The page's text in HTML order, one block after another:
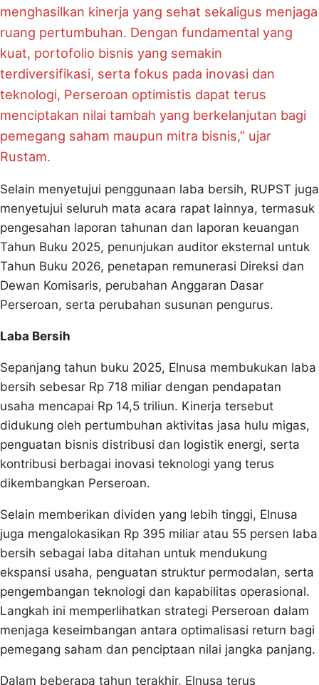
menghasilkan kinerja yang sehat sekaligus menjaga
ruang pertumbuhan. Dengan fundamental yang
kuat, portofolio bisnis yang semakin
terdiversifikasi, serta fokus pada inovasi dan
teknologi, Perseroan optimistis dapat terus
menciptakan nilai tambah yang berkelanjutan bagi
pemegang saham maupun mitra bisnis,” ujar
Rustam.
Selain menyetujui penggunaan laba bersih, RUPST juga
menyetujui seluruh mata acara rapat lainnya, termasuk
pengesahan laporan tahunan dan laporan keuangan
Tahun Buku 2025, penunjukan auditor eksternal untuk
Tahun Buku 2026, penetapan remunerasi Direksi dan
Dewan Komisaris, perubahan Anggaran Dasar
Perseroan, serta perubahan susunan pengurus.
Laba Bersih
Sepanjang tahun buku 2025, Elnusa membukukan laba
bersih sebesar Rp 718 miliar dengan pendapatan
usaha mencapai Rp 14,5 triliun. Kinerja tersebut
didukung oleh pertumbuhan aktivitas jasa hulu migas,
penguatan bisnis distribusi dan logistik energi, serta
kontribusi berbagai inovasi teknologi yang terus
dikembangkan Perseroan.
Selain memberikan dividen yang lebih tinggi, Elnusa
juga mengalokasikan Rp 395 miliar atau 55 persen laba
bersih sebagai laba ditahan untuk mendukung
ekspansi usaha, penguatan struktur permodalan, serta
pengembangan teknologi dan kapabilitas operasional.
Langkah ini memperlihatkan strategi Perseroan dalam
menjaga keseimbangan antara optimalisasi return bagi
pemegang saham dan penciptaan nilai jangka panjang.
Dalam beberapa tahun terakhir, Elnusa terus